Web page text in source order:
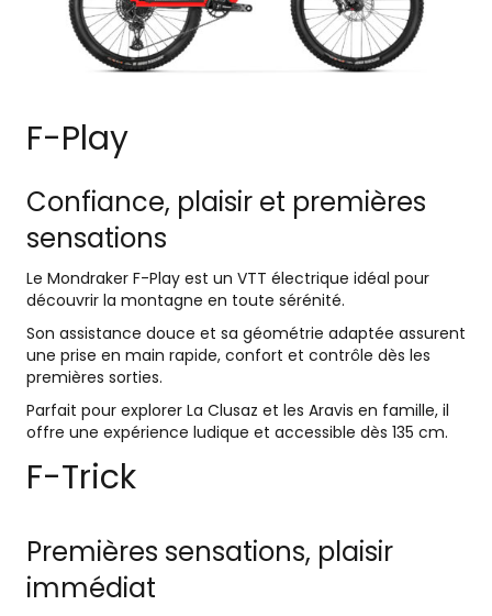
F-Play
Confiance, plaisir et premières
sensations
Le Mondraker F-Play est un VTT électrique idéal pour
découvrir la montagne en toute sérénité.
Son assistance douce et sa géométrie adaptée assurent
une prise en main rapide, confort et contrôle dès les
premières sorties.
Parfait pour explorer La Clusaz et les Aravis en famille, il
offre une expérience ludique et accessible dès 135 cm.
F-Trick
Premières sensations, plaisir
immédiat